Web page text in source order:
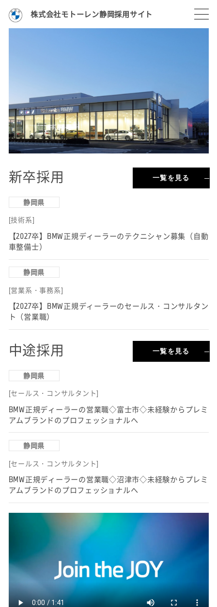
株式会社モトーレン静岡採用サイト
新卒採用 一覧を見る
静岡県
[技術系]
【2027卒】BMW正規ディーラーのテクニシャン募集（自動
車整備士）
静岡県
[営業系・事務系]
【2027卒】BMW正規ディーラーのセールス・コンサルタン
ト（営業職）
中途採用 一覧を見る
静岡県
[セールス・コンサルタント]
BMW正規ディーラーの営業職◇富士市◇未経験からプレミ
アムブランドのプロフェッショナルへ
静岡県
[セールス・コンサルタント]
BMW正規ディーラーの営業職◇沼津市◇未経験からプレミ
アムブランドのプロフェッショナルへ